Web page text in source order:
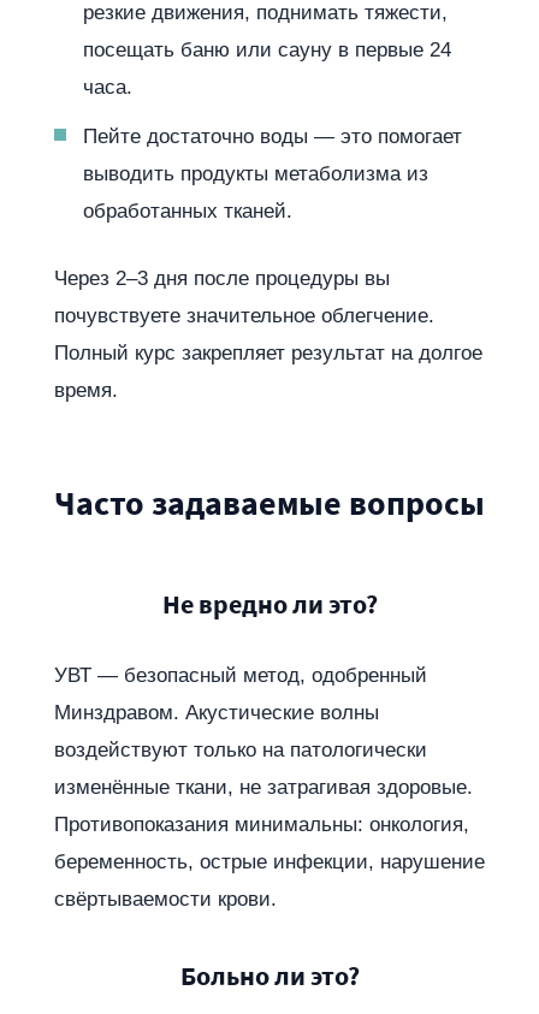
резкие движения, поднимать тяжести,
посещать баню или сауну в первые 24
часа.
Пейте достаточно воды — это помогает
выводить продукты метаболизма из
обработанных тканей.
Через 2–3 дня после процедуры вы
почувствуете значительное облегчение.
Полный курс закрепляет результат на долгое
время.
Часто задаваемые вопросы
Не вредно ли это?
УВТ — безопасный метод, одобренный
Минздравом. Акустические волны
воздействуют только на патологически
изменённые ткани, не затрагивая здоровые.
Противопоказания минимальны: онкология,
беременность, острые инфекции, нарушение
свёртываемости крови.
Больно ли это?